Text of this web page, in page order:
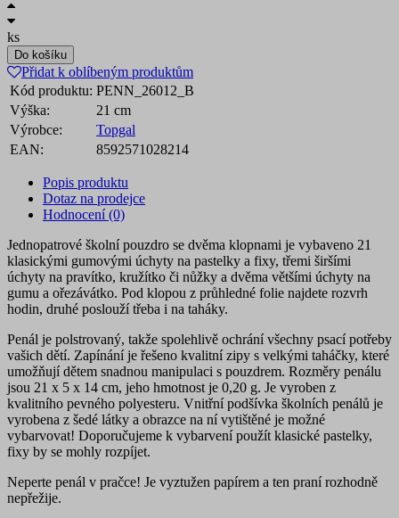
ks
Do košíku
Přidat k oblíbeným produktům
Kód produktu: PENN_26012_B
Výška:
21 cm
Výrobce:
Topgal
EAN:
8592571028214
Popis produktu
Dotaz na prodejce
Hodnocení (0)
Jednopatrové školní pouzdro se dvěma klopnami je vybaveno 21
klasickými gumovými úchyty na pastelky a fixy, třemi širšími
úchyty na pravítko, kružítko či nůžky a dvěma většími úchyty na
gumu a ořezávátko. Pod klopou z průhledné folie najdete rozvrh
hodin, druhé poslouží třeba i na taháky.
Penál je polstrovaný, takže spolehlivě ochrání všechny psací potřeby
vašich dětí. Zapínání je řešeno kvalitní zipy s velkými taháčky, které
umožňují dětem snadnou manipulaci s pouzdrem. Rozměry penálu
jsou 21 x 5 x 14 cm, jeho hmotnost je 0,20 g. Je vyroben z
kvalitního pevného polyesteru. Vnitřní podšívka školních penálů je
vyrobena z šedé látky a obrazce na ní vytištěné je možné
vybarvovat! Doporučujeme k vybarvení použít klasické pastelky,
fixy by se mohly rozpíjet.
Neperte penál v pračce! Je vyztužen papírem a ten praní rozhodně
nepřežije.